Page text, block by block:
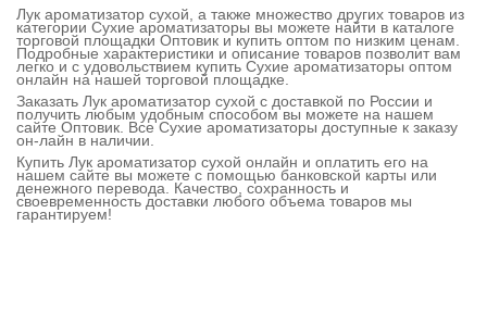
Лук ароматизатор сухой, а также множество других товаров из
категории Сухие ароматизаторы вы можете найти в каталоге
торговой площадки Оптовик и купить оптом по низким ценам.
Подробные характеристики и описание товаров позволит вам
легко и с удовольствием купить Сухие ароматизаторы оптом
онлайн на нашей торговой площадке.
Заказать Лук ароматизатор сухой с доставкой по России и
получить любым удобным способом вы можете на нашем
сайте Оптовик. Все Сухие ароматизаторы доступные к заказу
он-лайн в наличии.
Купить Лук ароматизатор сухой онлайн и оплатить его на
нашем сайте вы можете с помощью банковской карты или
денежного перевода. Качество, сохранность и
своевременность доставки любого объема товаров мы
гарантируем!